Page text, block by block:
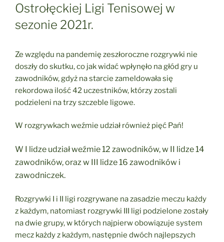
Ostrołęckiej Ligi Tenisowej w
sezonie 2021r.
Ze względu na pandemię zeszłoroczne rozgrywki nie
doszły do skutku, co jak widać wpłynęło na głód gry u
zawodników, gdyż na starcie zameldowała się
rekordowa ilość 42 uczestników, którzy zostali
podzieleni na trzy szczeble ligowe.
W rozgrywkach weźmie udział również pięć Pań!
W I lidze udział weźmie 12 zawodników, w II lidze 14
zawodników, oraz w III lidze 16 zawodników i
zawodniczek.
Rozgrywki I i II ligi rozgrywane na zasadzie meczu każdy
z każdym, natomiast rozgrywki III ligi podzielone zostały
na dwie grupy, w których najpierw obowiązuje system
mecz każdy z każdym, następnie dwóch najlepszych